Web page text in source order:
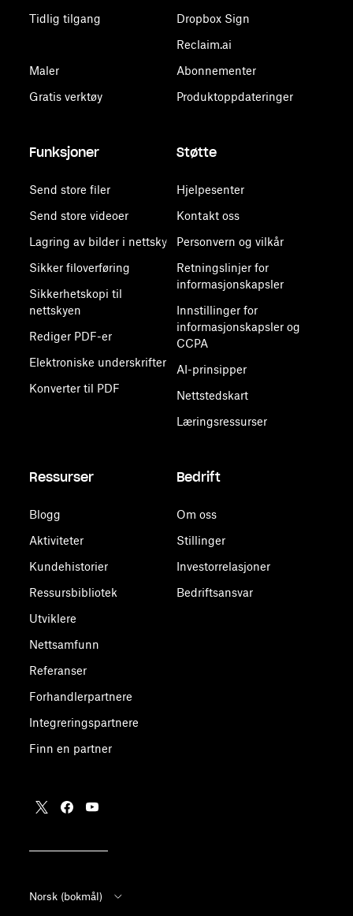
Tidlig tilgang
Maler
Gratis verktøy
Dropbox Sign
Reclaim.ai
Abonnementer
Produktoppdateringer
Funksjoner
Send store filer
Send store videoer
Lagring av bilder i nettsky
Sikker filoverføring
Sikkerhetskopi til
nettskyen
Rediger PDF-er
Elektroniske underskrifter
Konverter til PDF
Støtte
Hjelpesenter
Kontakt oss
Personvern og vilkår
Retningslinjer for
informasjonskapsler
Innstillinger for
informasjonskapsler og
CCPA
AI-prinsipper
Nettstedskart
Læringsressurser
Ressurser
Blogg
Aktiviteter
Kundehistorier
Ressursbibliotek
Utviklere
Nettsamfunn
Referanser
Forhandlerpartnere
Integreringspartnere
Finn en partner
Bedrift
Om oss
Stillinger
Investorrelasjoner
Bedriftsansvar
Norsk (bokmål)